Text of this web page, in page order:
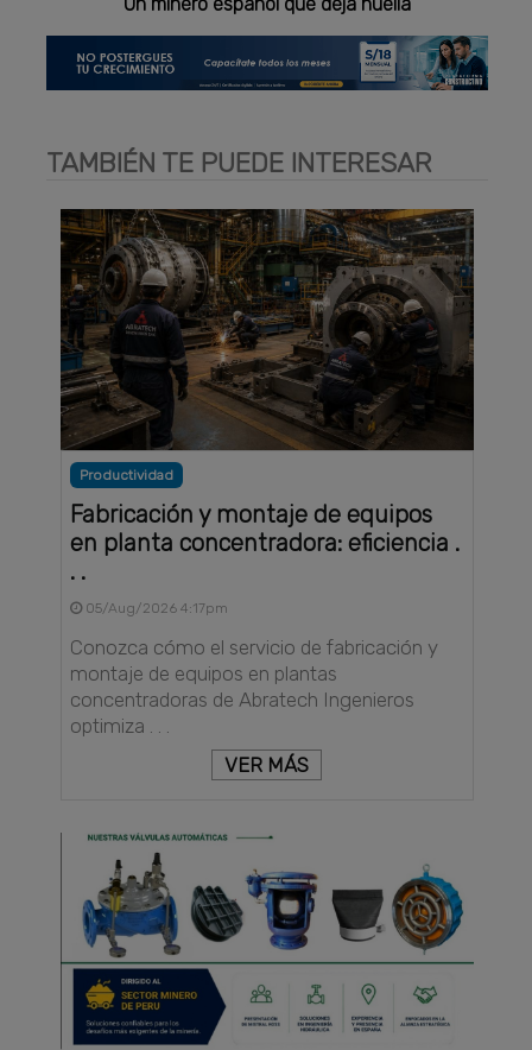
TAMBIÉN TE PUEDE INTERESAR
Productividad
Fabricación y montaje de equipos
en planta concentradora: eficiencia .
. .
05/Aug/2026 4:17pm
Conozca cómo el servicio de fabricación y
montaje de equipos en plantas
concentradoras de Abratech Ingenieros
optimiza . . .
VER MÁS